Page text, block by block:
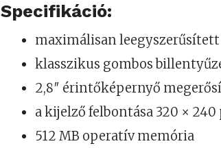
Specifikáció:
maximálisan
klasszikus gombos
2,8″ érintőképernyő
a kijelző felbontása 320 × 240
512 MB operatív memória